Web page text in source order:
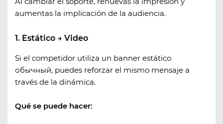
aumentas la implicación de la audiencia.
1. Estático → Video
Si el competidor utiliza un banner estático
обычный, puedes reforzar el mismo mensaje a
través de la dinámica.
Qué se puede hacer: